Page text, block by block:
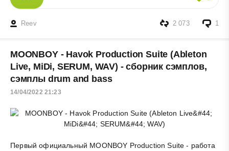
Reev 1
2 073
MOONBOY - Havok Production Suite (Ableton
Live, MiDi, SERUM, WAV) - сборник сэмплов,
сэмплы drum and bass
14/04/2022 21:23
Первый официальный MOONBOY Production Suite - работа